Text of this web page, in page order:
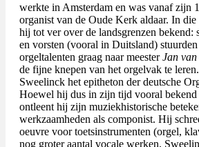
werkte in Amsterdam en was vanaf zijn
organist van de Oude Kerk aldaar. In
hij tot ver over de landsgrenzen bekend:
en vorsten (vooral in Duitsland)
orgeltalenten graag naar meesterJan van
de fijne knepen van het orgelvak te
Sweelinck het epitheton der deutsche
Hoewel hij dus in zijn tijd vooral bekend
ontleent hij zijn muziekhistorische
werkzaamheden als componist. Hij
oeuvre voor toetsinstrumenten (orgel,
nog groter aantal vocale werken.